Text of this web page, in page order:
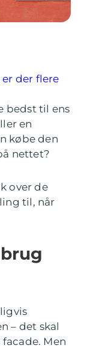
er der flere
bedst til ens
en
købe den
nettet?
over de
til, når
– det skal
Men